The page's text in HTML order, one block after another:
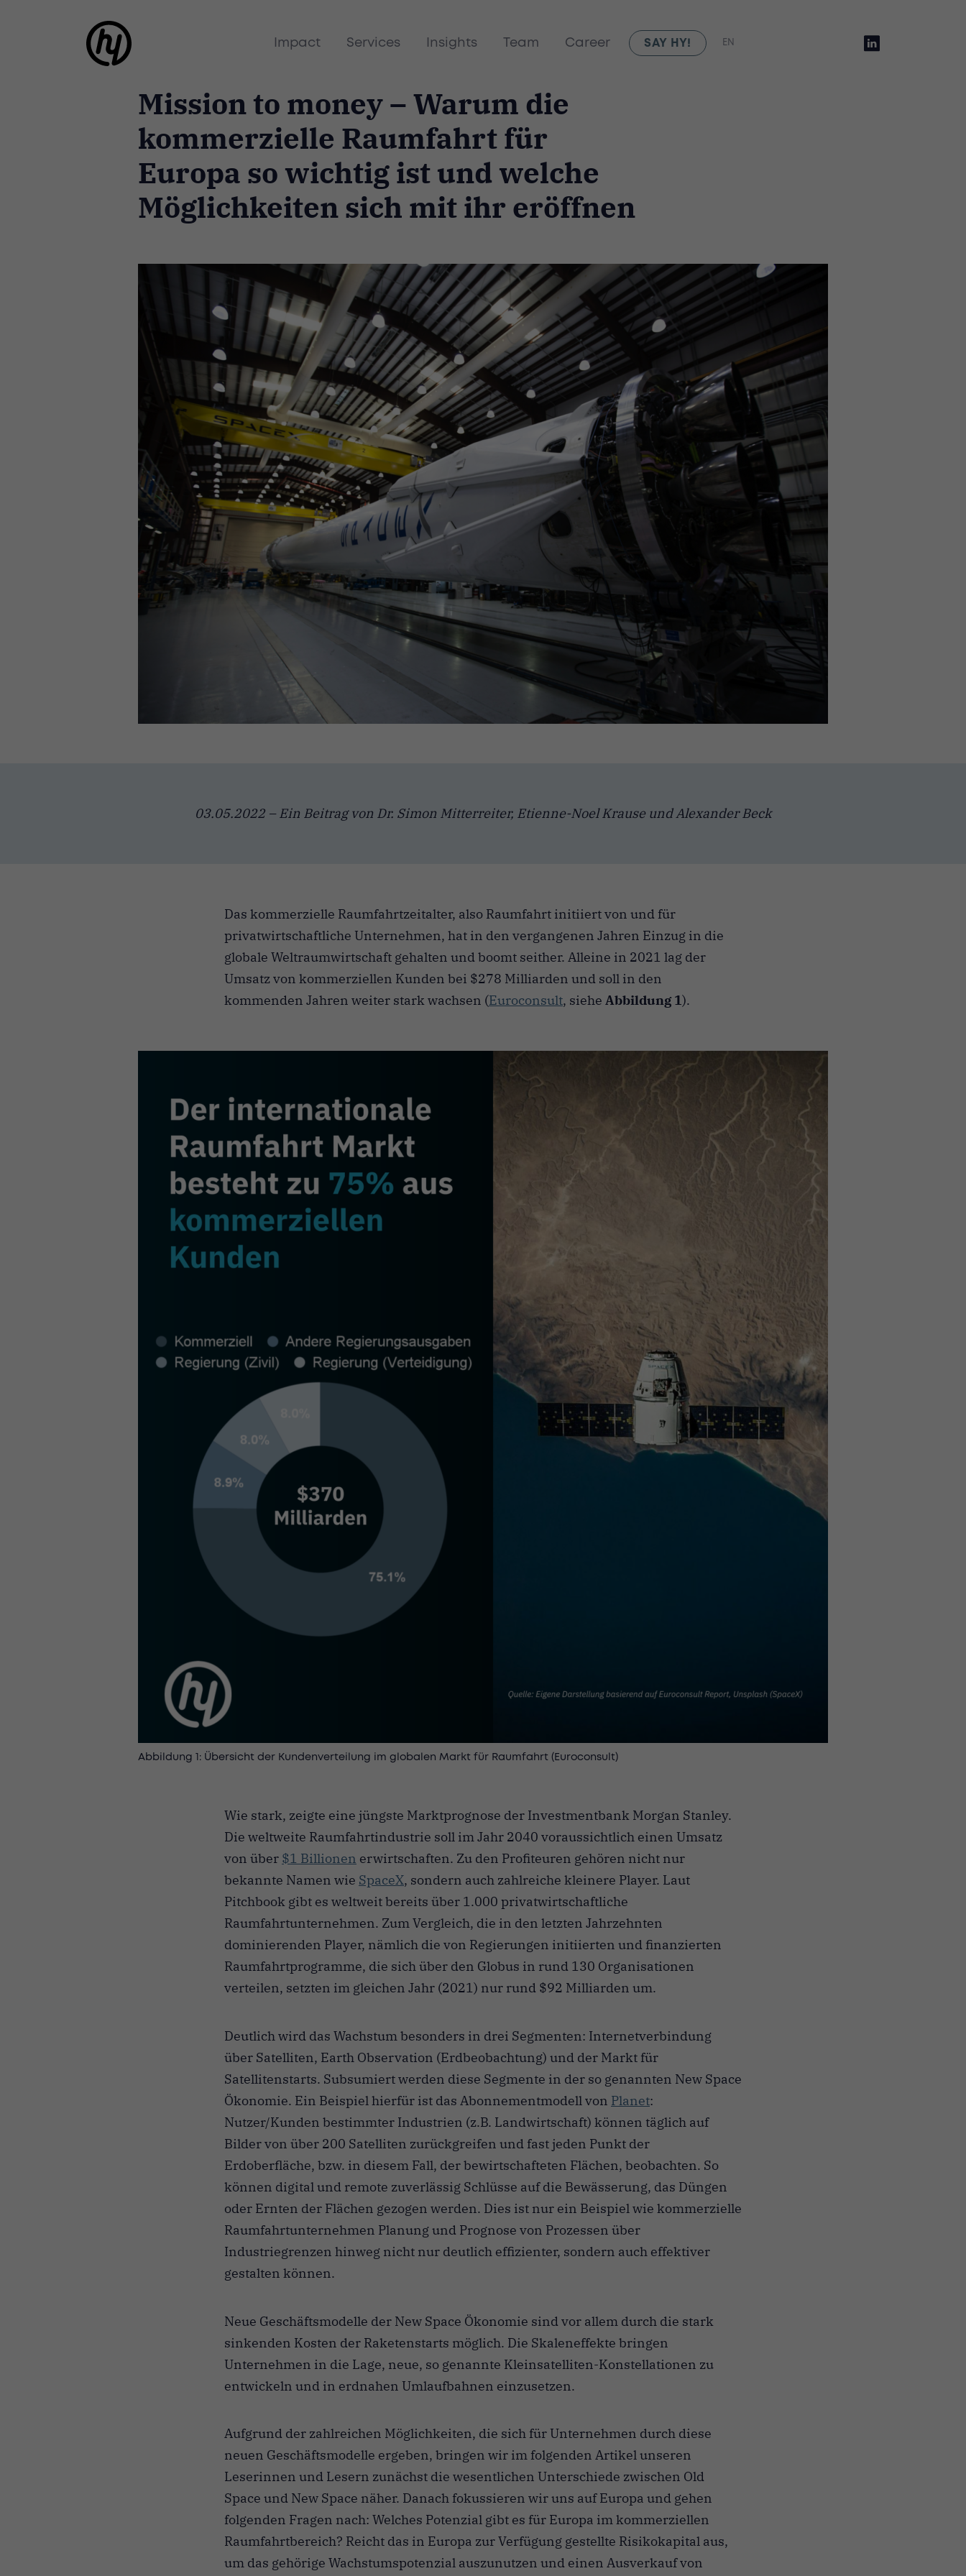
Impact Services Insights Team Career SAY HY! EN
Mission to money – Warum die
kommerzielle Raumfahrt für
Europa so wichtig ist und welche
Möglichkeiten sich mit ihr eröffnen
03.05.2022 – Ein Beitrag von Dr. Simon Mitterreiter, Etienne-Noel Krause und Alexander Beck
Das kommerzielle Raumfahrtzeitalter, also Raumfahrt initiiert von und für
privatwirtschaftliche Unternehmen, hat in den vergangenen Jahren Einzug in die
globale Weltraumwirtschaft gehalten und boomt seither. Alleine in 2021 lag der
Umsatz von kommerziellen Kunden bei $278 Milliarden und soll in den
kommenden Jahren weiter stark wachsen (Euroconsult, siehe Abbildung 1).
Abbildung 1: Übersicht der Kundenverteilung im globalen Markt für Raumfahrt (Euroconsult)
Wie stark, zeigte eine jüngste Marktprognose der Investmentbank Morgan Stanley.
Die weltweite Raumfahrtindustrie soll im Jahr 2040 voraussichtlich einen Umsatz
von über $1 Billionen erwirtschaften. Zu den Profiteuren gehören nicht nur
bekannte Namen wie SpaceX, sondern auch zahlreiche kleinere Player. Laut
Pitchbook gibt es weltweit bereits über 1.000 privatwirtschaftliche
Raumfahrtunternehmen. Zum Vergleich, die in den letzten Jahrzehnten
dominierenden Player, nämlich die von Regierungen initiierten und finanzierten
Raumfahrtprogramme, die sich über den Globus in rund 130 Organisationen
verteilen, setzten im gleichen Jahr (2021) nur rund $92 Milliarden um.
Deutlich wird das Wachstum besonders in drei Segmenten: Internetverbindung
über Satelliten, Earth Observation (Erdbeobachtung) und der Markt für
Satellitenstarts. Subsumiert werden diese Segmente in der so genannten New Space
Ökonomie. Ein Beispiel hierfür ist das Abonnementmodell von Planet:
Nutzer/Kunden bestimmter Industrien (z.B. Landwirtschaft) können täglich auf
Bilder von über 200 Satelliten zurückgreifen und fast jeden Punkt der
Erdoberfläche, bzw. in diesem Fall, der bewirtschafteten Flächen, beobachten. So
können digital und remote zuverlässig Schlüsse auf die Bewässerung, das Düngen
oder Ernten der Flächen gezogen werden. Dies ist nur ein Beispiel wie kommerzielle
Raumfahrtunternehmen Planung und Prognose von Prozessen über
Industriegrenzen hinweg nicht nur deutlich effizienter, sondern auch effektiver
gestalten können.
Neue Geschäftsmodelle der New Space Ökonomie sind vor allem durch die stark
sinkenden Kosten der Raketenstarts möglich. Die Skaleneffekte bringen
Unternehmen in die Lage, neue, so genannte ​​ Kleinsatelliten-Konstellationen zu
entwickeln und in erdnahen Umlaufbahnen einzusetzen.
Aufgrund der zahlreichen Möglichkeiten, die sich für Unternehmen durch diese
neuen Geschäftsmodelle ergeben, bringen wir im folgenden Artikel unseren
Leserinnen und Lesern zunächst die wesentlichen Unterschiede zwischen Old
Space und New Space näher. Danach fokussieren wir uns auf Europa und gehen
folgenden Fragen nach: Welches Potenzial gibt es für Europa im kommerziellen
Raumfahrtbereich? Reicht das in Europa zur Verfügung gestellte Risikokapital aus,
um das gehörige Wachstumspotenzial auszunutzen und einen Ausverkauf von